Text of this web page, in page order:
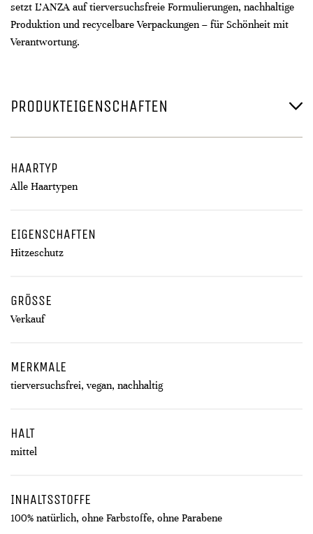
setzt L’ANZA auf tierversuchsfreie Formulierungen, nachhaltige
Produktion und recycelbare Verpackungen – für Schönheit mit
Verantwortung.
PRODUKTEIGENSCHAFTEN
HAARTYP
Alle Haartypen
EIGENSCHAFTEN
Hitzeschutz
GRÖSSE
Verkauf
MERKMALE
tierversuchsfrei, vegan, nachhaltig
HALT
mittel
INHALTSSTOFFE
100% natürlich, ohne Farbstoffe, ohne Parabene